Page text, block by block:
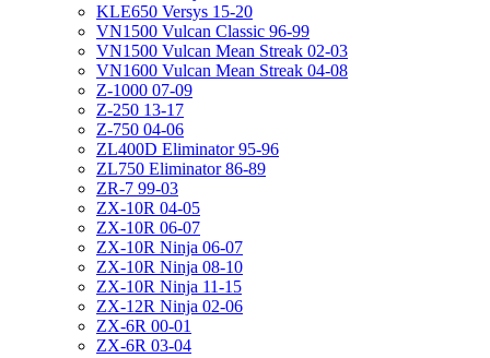
KLE650 Versys 15-20
VN1500 Vulcan Classic 96-99
VN1500 Vulcan Mean Streak 02-03
VN1600 Vulcan Mean Streak 04-08
Z-1000 07-09
Z-250 13-17
Z-750 04-06
ZL400D Eliminator 95-96
ZL750 Eliminator 86-89
ZR-7 99-03
ZX-10R 04-05
ZX-10R 06-07
ZX-10R Ninja 06-07
ZX-10R Ninja 08-10
ZX-10R Ninja 11-15
ZX-12R Ninja 02-06
ZX-6R 00-01
ZX-6R 03-04